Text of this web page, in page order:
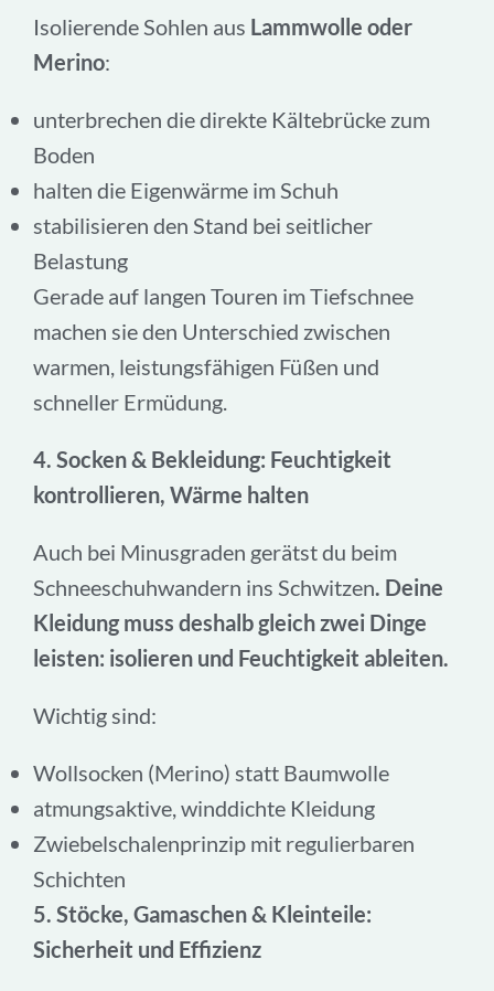
Isolierende Sohlen aus Lammwolle oder
Merino:
unterbrechen die direkte Kältebrücke zum
Boden
halten die Eigenwärme im Schuh
stabilisieren den Stand bei seitlicher
Belastung
Gerade auf langen Touren im Tiefschnee
machen sie den Unterschied zwischen
warmen, leistungsfähigen Füßen und
schneller Ermüdung.
4. Socken & Bekleidung: Feuchtigkeit
kontrollieren, Wärme halten
Auch bei Minusgraden gerätst du beim
Schneeschuhwandern ins Schwitzen. Deine
Kleidung muss deshalb gleich zwei Dinge
leisten: isolieren und Feuchtigkeit ableiten.
Wichtig sind:
Wollsocken (Merino) statt Baumwolle
atmungsaktive, winddichte Kleidung
Zwiebelschalenprinzip mit regulierbaren
Schichten
5. Stöcke, Gamaschen & Kleinteile:
Sicherheit und Effizienz